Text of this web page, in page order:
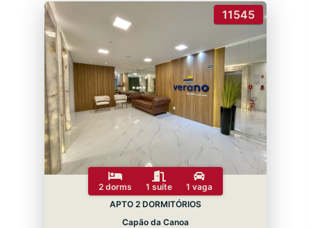
11545
2 dorms 1 suíte
1 vaga
APTO 2 DORMITÓRIOS
Capão da Canoa